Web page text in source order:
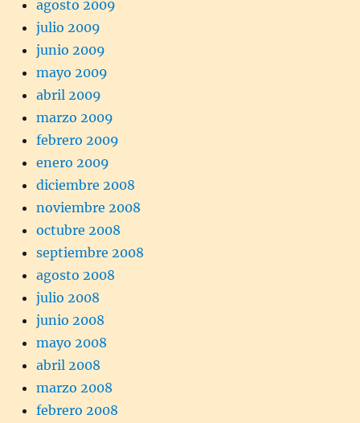
agosto 2009
julio 2009
junio 2009
mayo 2009
abril 2009
marzo 2009
febrero 2009
enero 2009
diciembre 2008
noviembre 2008
octubre 2008
septiembre 2008
agosto 2008
julio 2008
junio 2008
mayo 2008
abril 2008
marzo 2008
febrero 2008